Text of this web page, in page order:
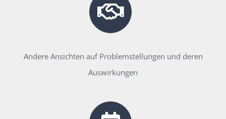
Andere Ansichten auf Problemstellungen und deren
Auswirkungen